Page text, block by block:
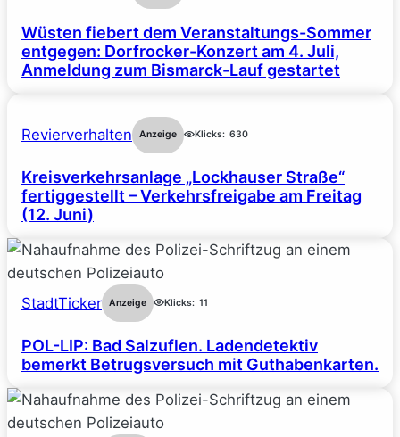
Wüsten fiebert dem Veranstaltungs-Sommer
entgegen: Dorfrocker-Konzert am 4. Juli,
Anmeldung zum Bismarck-Lauf gestartet
Revierverhalten Anzeige Klicks: 630
Kreisverkehrsanlage „Lockhauser Straße“
fertiggestellt – Verkehrsfreigabe am Freitag
(12. Juni)
StadtTicker Anzeige Klicks: 11
POL-LIP: Bad Salzuflen. Ladendetektiv
bemerkt Betrugsversuch mit Guthabenkarten.